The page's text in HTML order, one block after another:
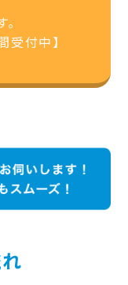
付中】